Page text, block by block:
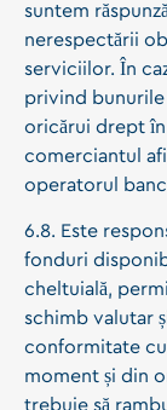
suntem
nerespectării
serviciilor. În
privind bunurile
oricărui drept în
comerciantul
operatorul
6.8. Este
fonduri
cheltuială,
schimb valutar
conformitate cu
moment și din
trebuie să